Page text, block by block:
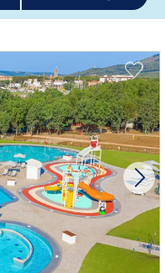
Plus d'informations